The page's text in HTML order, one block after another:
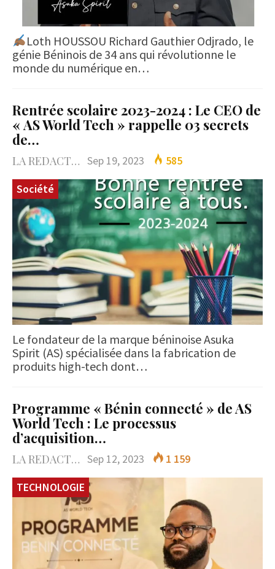
Loth HOUSSOU Richard Gauthier Odjrado, le
génie Béninois de 34 ans qui révolutionne le
monde du numérique en…
Rentrée scolaire 2023-2024 : Le CEO de
« AS World Tech » rappelle 03 secrets
de…
LA REDACTION Sep 19, 2023
585
Société
Le fondateur de la marque béninoise Asuka
Spirit (AS) spécialisée dans la fabrication de
produits high-tech dont…
Programme « Bénin connecté » de AS
World Tech : Le processus
d’acquisition…
LA REDACTION Sep 12, 2023
1 159
TECHNOLOGIE